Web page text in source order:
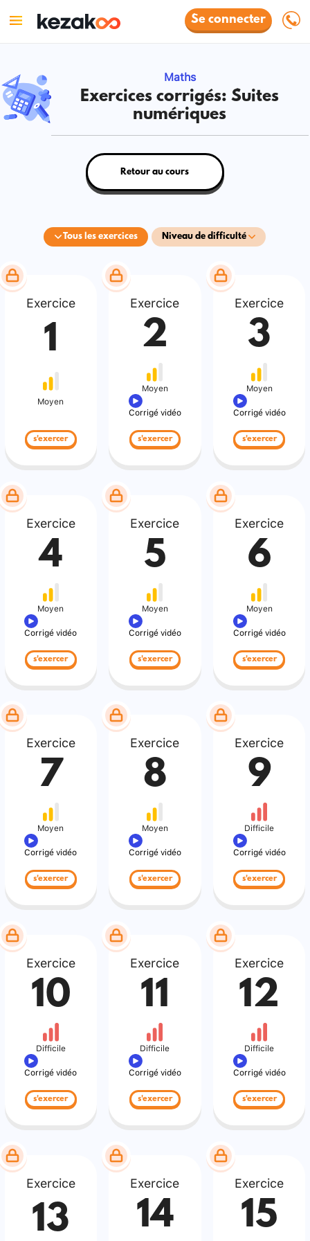
Se connecter
Maths
Exercices corrigés: Suites
numériques
Tous les exercices Niveau de difficulté
Retour au cours
Exercice
1
Moyen
s'exercer
Exercice
2
Moyen
Corrigé vidéo
s'exercer
Exercice
3
Moyen
Corrigé vidéo
s'exercer
Exercice
4
Moyen
Corrigé vidéo
s'exercer
Exercice
5
Moyen
Corrigé vidéo
s'exercer
Exercice
6
Moyen
Corrigé vidéo
s'exercer
Exercice
7
Moyen
Corrigé vidéo
s'exercer
Exercice
8
Moyen
Corrigé vidéo
s'exercer
Exercice
9
Difficile
Corrigé vidéo
s'exercer
Exercice
10
Difficile
Corrigé vidéo
s'exercer
Exercice
11
Difficile
Corrigé vidéo
s'exercer
Exercice
12
Difficile
Corrigé vidéo
s'exercer
Exercice
13
Exercice
14
Exercice
15